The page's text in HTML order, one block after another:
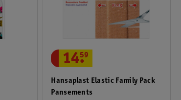
Hansaplast Elastic Family Pack
Pansements
14.
59